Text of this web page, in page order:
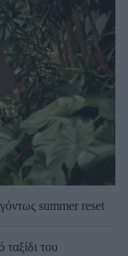
summer reset
του